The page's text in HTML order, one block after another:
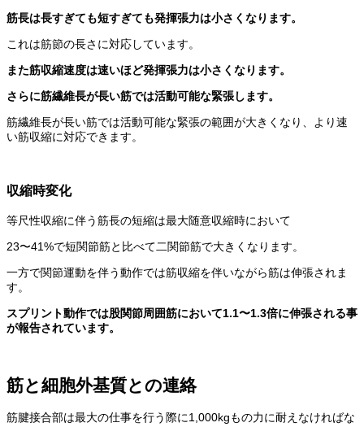
筋長は長すぎても短すぎても発揮張力は小さくなります。
これは筋節の長さに対応しています。
また筋収縮速度は速いほど発揮張力は小さくなります。
さらに筋繊維長が長い筋では活動可能な緊張します。
筋繊維長が長い筋では活動可能な緊張の範囲が大きくなり、より速
い筋収縮に対応できます。
収縮時変化
等尺性収縮に伴う筋長の短縮は最大随意収縮時において
23〜41%で短関節筋と比べて二関節筋で大きくなります。
一方で関節運動を伴う動作では筋収縮を伴いながら筋は伸張されま
す。
スプリント動作では股関節周囲筋において1.1〜1.3倍に伸張される事
が報告されています。
筋と細胞外基質との連絡
筋腱接合部は最大の仕事を行う際に1,000kgもの力に耐えなければな